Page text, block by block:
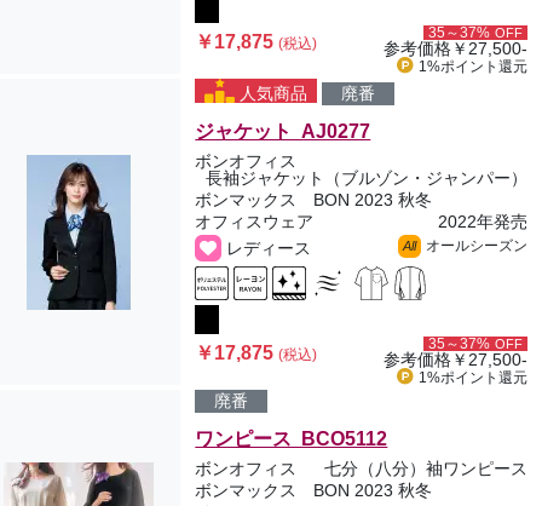
￥17,875(税込)
35～37% OFF
参考価格￥27,500-
1%ポイント 還元
人気商品 廃番
ジャケット AJ0277
ボンオフィス
長袖ジャケット（ブルゾン・ジャンパー）
ボンマックス BON 2023 秋冬
オフィスウェア
2022年発売
レディース
All オールシーズン
￥17,875(税込)
35～37% OFF
参考価格￥27,500-
1%ポイント 還元
廃番
ワンピース BCO5112
ボンオフィス
七分（八分）袖ワンピース
ボンマックス BON 2023 秋冬